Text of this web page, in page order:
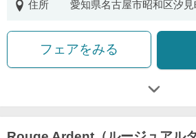
住所
愛知県名古屋市昭和区汐見
フェアをみる